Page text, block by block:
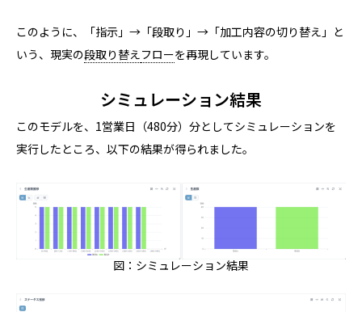
このように、「指示」→「段取り」→「加工内容の切り替え」と
いう、現実の段取り替えフローを再現しています。
シミュレーション結果
このモデルを、1営業日（480分）分としてシミュレーションを
実行したところ、以下の結果が得られました。
図：シミュレーション結果